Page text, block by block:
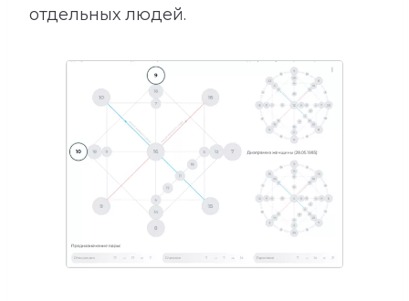
отдельных людей.